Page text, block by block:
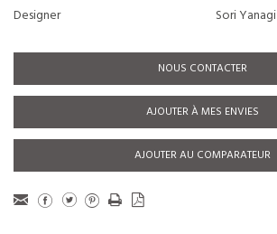
Designer Sori Yanagi
NOUS CONTACTER
AJOUTER À MES ENVIES
AJOUTER AU COMPARATEUR